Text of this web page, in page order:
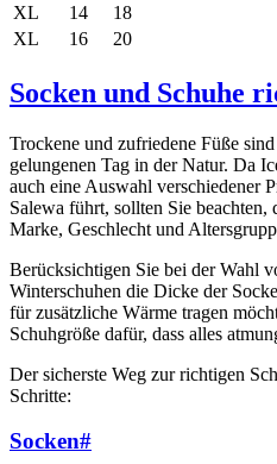
XL
14
18
XL
16 20
Socken und Schuhe
Trockene und zufriedene Füße
gelungenen Tag in der Natur. Da
auch eine Auswahl verschiedener
Salewa führt, sollten Sie beachten,
Marke, Geschlecht und
Berücksichtigen Sie bei der Wahl
Winterschuhen die Dicke der
für zusätzliche Wärme tragen
Schuhgröße dafür, dass alles
Der sicherste Weg zur richtigen
Schritte:
Socken#